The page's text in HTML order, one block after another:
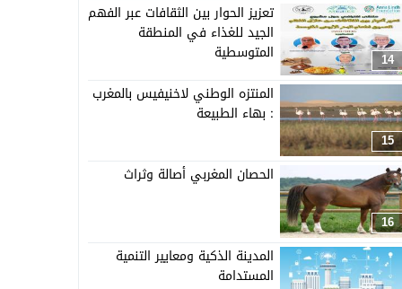
14
تعزيز الحوار بين الثقافات عبر الفهم
الجيد للغذاء في المنطقة
المتوسطية
15
المنتزه الوطني لاخنيفيس بالمغرب
: بهاء الطبيعة
16
الحصان المغربي أصالة وثراث
المدينة الذكية ومعايير التنمية
المستدامة